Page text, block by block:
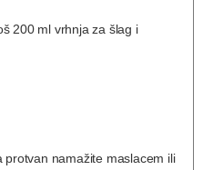
200 ml vrhnja za šlag i
protvan namažite maslacem ili